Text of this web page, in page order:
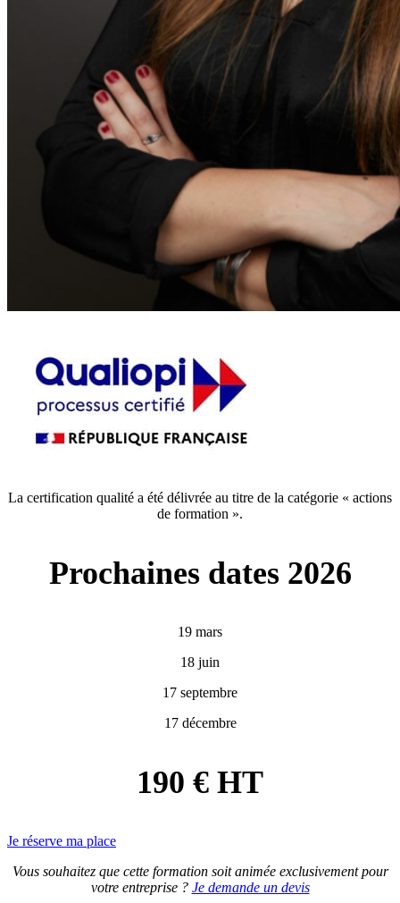
La certification qualité a été délivrée au titre de la catégorie « actions
de formation ».
Prochaines dates 2026
19 mars
18 juin
17 septembre
17 décembre
190 € HT
Je réserve ma place
Vous souhaitez que cette formation soit animée exclusivement pour
votre entreprise ? Je demande un devis